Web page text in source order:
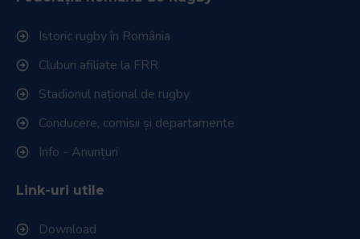
Istoric rugby în România
Cluburi afiliate la FRR
Stadionul național de rugby
Conducere, comisii și departamente
Info - Anunțuri
Link-uri utile
Download